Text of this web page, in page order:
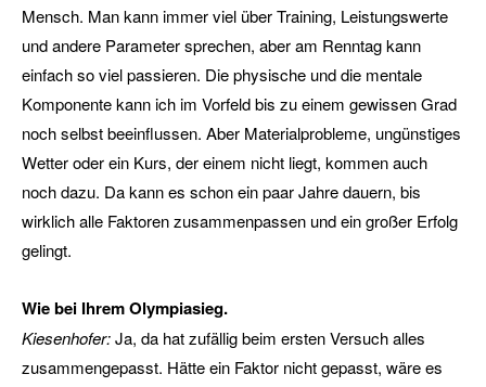
Mensch. Man kann immer viel über Training, Leistungswerte
und andere Parameter sprechen, aber am Renntag kann
einfach so viel passieren. Die physische und die mentale
Komponente kann ich im Vorfeld bis zu einem gewissen Grad
noch selbst beeinflussen. Aber Materialprobleme, ungünstiges
Wetter oder ein Kurs, der einem nicht liegt, kommen auch
noch dazu. Da kann es schon ein paar Jahre dauern, bis
wirklich alle Faktoren zusammenpassen und ein großer Erfolg
gelingt.
Wie bei Ihrem Olympiasieg.
Kiesenhofer:Ja, da hat zufällig beim ersten Versuch alles
zusammengepasst. Hätte ein Faktor nicht gepasst, wäre es